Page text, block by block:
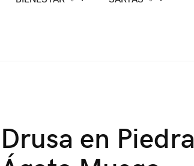
Drusa en Piedra